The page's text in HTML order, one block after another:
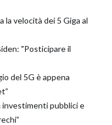
la velocità dei 5 Giga al
"Posticipare il
del 5G è appena
investimenti pubblici e